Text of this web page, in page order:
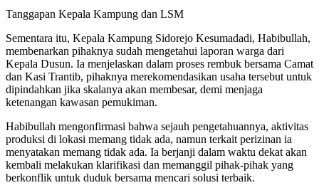
Tanggapan Kepala Kampung dan LSM
Sementara itu, Kepala Kampung Sidorejo Kesumadadi, Habibullah,
membenarkan pihaknya sudah mengetahui laporan warga dari
Kepala Dusun. Ia menjelaskan dalam proses rembuk bersama Camat
dan Kasi Trantib, pihaknya merekomendasikan usaha tersebut untuk
dipindahkan jika skalanya akan membesar, demi menjaga
ketenangan kawasan pemukiman.
Habibullah mengonfirmasi bahwa sejauh pengetahuannya, aktivitas
produksi di lokasi memang tidak ada, namun terkait perizinan ia
menyatakan memang tidak ada. Ia berjanji dalam waktu dekat akan
kembali melakukan klarifikasi dan memanggil pihak-pihak yang
berkonflik untuk duduk bersama mencari solusi terbaik.